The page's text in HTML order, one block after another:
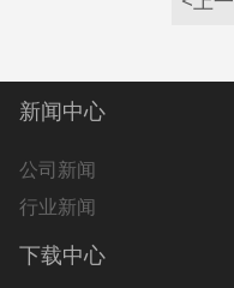
新闻中心
公司新闻
行业新闻
下载中心